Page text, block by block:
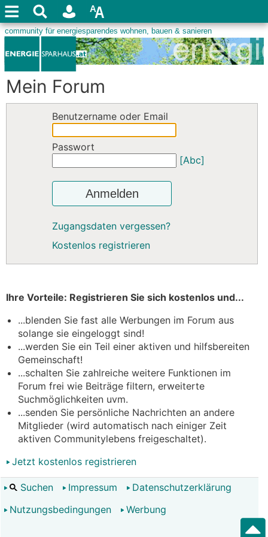
Mein Forum
Benutzername oder Email
Passwort
[Abc]
Anmelden
Zugangsdaten vergessen?
Kostenlos registrieren
Ihre Vorteile: Registrieren Sie sich kostenlos und...
...blenden Sie fast alle Werbungen im Forum aus
solange sie eingeloggt sind!
...werden Sie ein Teil einer aktiven und hilfsbereiten
Gemeinschaft!
...schalten Sie zahlreiche weitere Funktionen im
Forum frei wie Beiträge filtern, erweiterte
Suchmöglichkeiten uvm.
...senden Sie persönliche Nachrichten an andere
Mitglieder (wird automatisch nach einiger Zeit
aktiven Communitylebens freigeschaltet).
Jetzt kostenlos registrieren
Suchen Impressum
Datenschutzerklärung
Nutzungsbedingungen
Werbung